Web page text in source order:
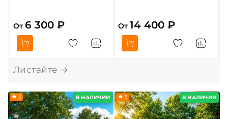
От 6 300 ₽ От 14 400 ₽
В НАЛИЧИИ
5 В НАЛИЧИИ
5